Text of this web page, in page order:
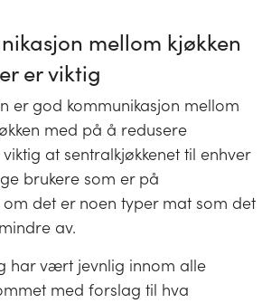
mellom kjøkken
er viktig
er god kommunikasjon mellom
med på å redusere
at sentralkjøkkenet til enhver
brukere som er på
det er noen typer mat som det
av.
har vært jevnlig innom alle
med forslag til hva